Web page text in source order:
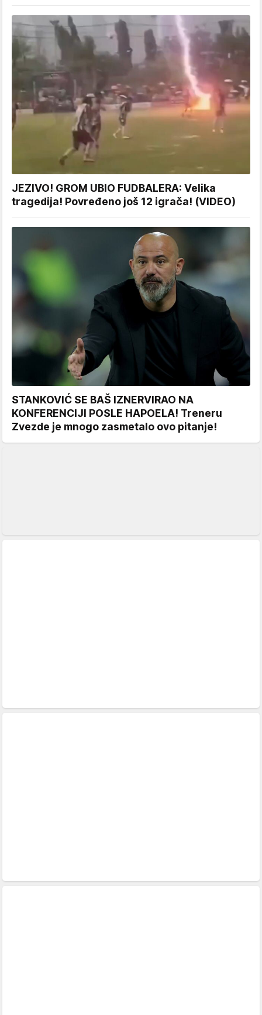
JEZIVO! GROM UBIO FUDBALERA: Velika
tragedija! Povređeno još 12 igrača! (VIDEO)
STANKOVIĆ SE BAŠ IZNERVIRAO NA
KONFERENCIJI POSLE HAPOELA! Treneru
Zvezde je mnogo zasmetalo ovo pitanje!